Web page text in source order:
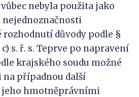
nebyla použita jako
nejednoznačnosti
důvody podle §
c) s. ř. s. Teprve po napravení
krajského soudu možné
na případnou další
jeho hmotněprávními